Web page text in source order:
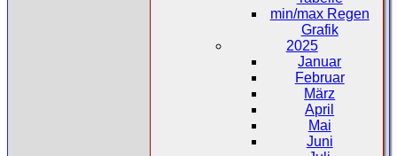
min/max Regen
Grafik
2025
Januar
Februar
März
April
Mai
Juni